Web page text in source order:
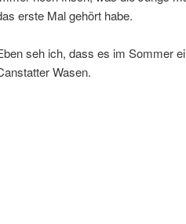
erste Mal gehört habe.
seh ich, dass es im Sommer
Wasen.